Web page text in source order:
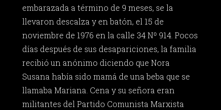
embarazada a término de 9 meses, se la
llevaron descalza y en batón, el 15 de
noviembre de 1976 en la calle 34 Nº 914. Pocos
días después de sus desapariciones, la familia
recibió un anónimo diciendo que Nora
Susana había sido mamá de una beba que se
llamaba Mariana. Cena y su señora eran
militantes del Partido Comunista Marxista